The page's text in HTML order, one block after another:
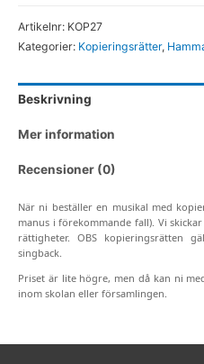
Artikelnr: KOP27
Kategorier: Kopieringsrätter,
Beskrivning
Mer information
Recensioner (0)
När ni beställer en musikal med
manus i förekommande fall). Vi
rättigheter. OBS kopieringsrätten
singback.
Priset är lite högre, men då kan ni
inom skolan eller församlingen.